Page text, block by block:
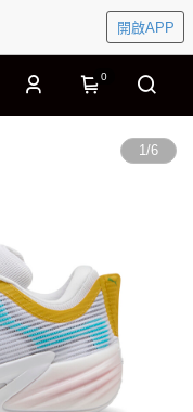
開啟APP
0
1/6